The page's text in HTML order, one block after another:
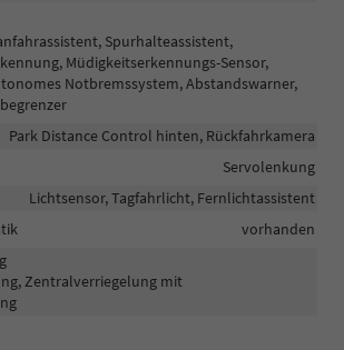
Spurhalteassistent,
Müdigkeitserkennungs-Sensor,
Notbremssystem, Abstandswarner,
Park Distance Control hinten, Rückfahrkamera
Servolenkung
Lichtsensor, Tagfahrlicht, Fernlichtassistent
vorhanden
Zentralverriegelung mit